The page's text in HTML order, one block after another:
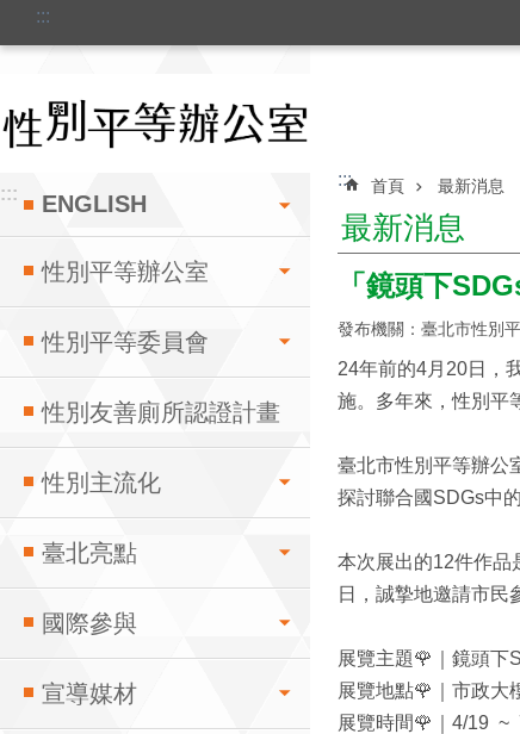
跳到主要內容區塊
:::
::: ENGLISH
性別平等辦公室
性別平等委員會
性別友善廁所認證計畫
性別主流化
臺北亮點
國際參與
宣導媒材
::: 首頁 最新消息
最新消息
「鏡頭下
發布機關：臺北市性別
24年前的4月20日，
施。多年來，性別平
臺北市性別平等辦公
探討聯合國SDGs中
本次展出的12件作品
日，誠摯地邀請市民
展覽主題🌹｜鏡頭下
展覽地點🌹｜市政大
展覽時間🌹｜4/19 ~